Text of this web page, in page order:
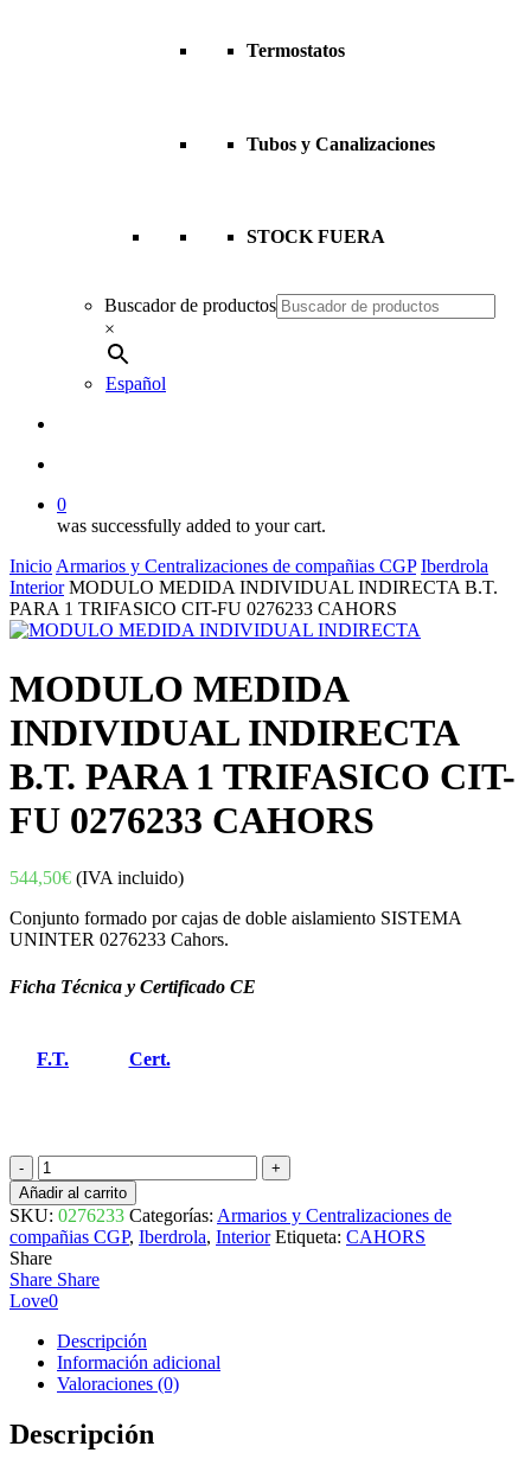
Termostatos
Tubos y Canalizaciones
STOCK FUERA
Buscador de productos
×
Español
0
was successfully added to your cart.
InicioArmarios y Centralizaciones de compañias CGP Iberdrola
Interior MODULO MEDIDA INDIVIDUAL INDIRECTA B.T.
PARA 1 TRIFASICO CIT-FU 0276233 CAHORS
MODULO MEDIDA
INDIVIDUAL INDIRECTA
B.T. PARA 1 TRIFASICO CIT-
FU 0276233 CAHORS
544,50€ (IVA incluido)
Conjunto formado por cajas de doble aislamiento SISTEMA
UNINTER 0276233 Cahors.
Ficha Técnica y Certificado CE
F.T. Cert.
MODULO
MEDIDA
INDIVIDUAL
INDIRECTA
B.T.
PARA
1
TRIFASICO
CIT-
FU
0276233
CAHORS
cantidad
Añadir al carrito
SKU: 0276233 Categorías: Armarios y Centralizaciones de
compañias CGP, Iberdrola, Interior Etiqueta: CAHORS
Share
Share Share
Love0
Descripción
Información adicional
Valoraciones (0)
Descripción